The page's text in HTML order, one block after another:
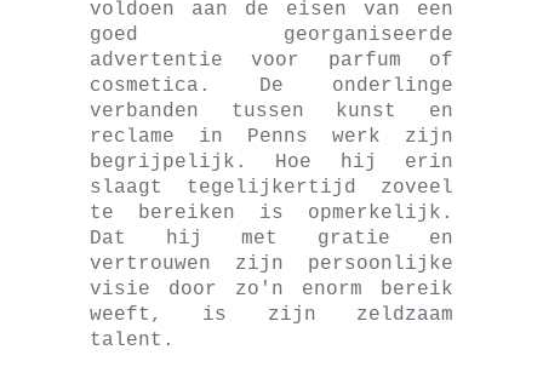
voldoen aan de eisen van een
goed georganiseerde
advertentie voor parfum of
cosmetica. De onderlinge
verbanden tussen kunst en
reclame in Penns werk zijn
begrijpelijk. Hoe hij erin
slaagt tegelijkertijd zoveel
te bereiken is opmerkelijk.
Dat hij met gratie en
vertrouwen zijn persoonlijke
visie door zo'n enorm bereik
weeft, is zijn zeldzaam
talent.